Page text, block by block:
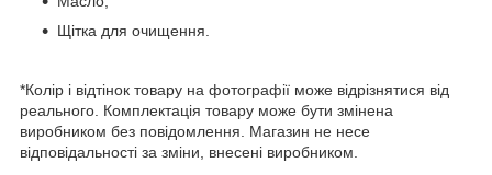
Щітка для очищення.
*Колір і відтінок товару на фотографії може відрізнятися від
реального. Комплектація товару може бути змінена
виробником без повідомлення. Магазин не несе
відповідальності за зміни, внесені виробником.